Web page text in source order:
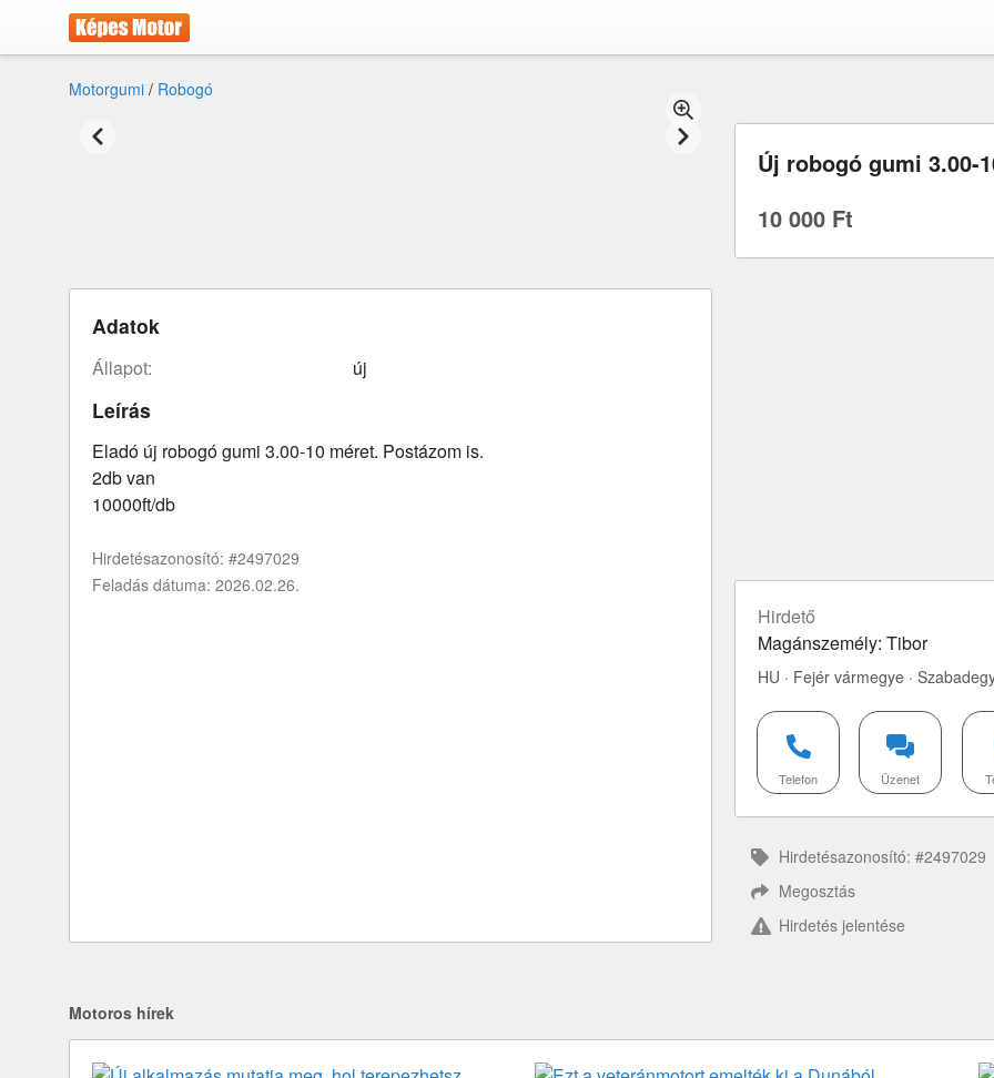
Motorgumi / Robogó
Új robogó gumi 3.00-
10 000 Ft
Hirdető
Magánszemély: Tibor
HU · Fejér vármegye ·
Telefon Üzenet
Hirdetésazonosító: #2497029
Megosztás
Hirdetés jelentése
Adatok
állapot: új
Leírás
Eladó új robogó gumi 3.00-10 méret. Postázom is.
2db van
10000ft/db
Hirdetésazonosító: #2497029
Feladás dátuma: 2026.02.26.
Motoros hírek